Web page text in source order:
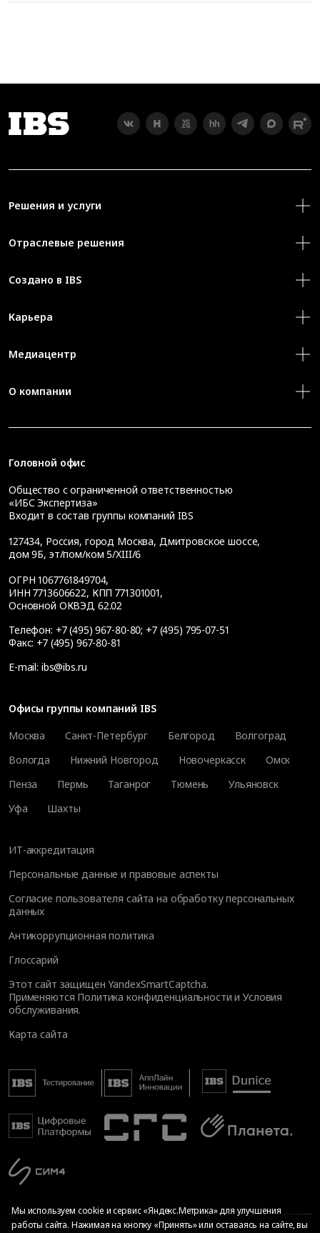
Решения и услуги
Отраслевые решения
Создано в IBS
Карьера
Медиацентр
О компании
Головной офис
Общество с ограниченной ответственностью
«ИБС Экспертиза»
Входит в состав группы компаний IBS
127434, Россия, город Москва, Дмитровское шоссе,
дом 9Б, эт/пом/ком 5/XIII/6
ОГРН 1067761849704,
ИНН 7713606622, КПП 771301001,
Основной ОКВЭД 62.02
Телефон: +7 (495) 967-80-80; +7 (495) 795-07-51
Факс: +7 (495) 967-80-81
E-mail: ibs@ibs.ru
Офисы группы компаний IBS
Москва
Санкт-Петербург Белгород
Волгоград
Вологда
Нижний Новгород Новочеркасск
Омск
Пенза
Пермь Таганрог Тюмень
Ульяновск
Уфа
Шахты
ИТ-аккредитация
Персональные данные и правовые аспекты
Согласие пользователя сайта на обработку персональных
данных
Антикоррупционная политика
Глоссарий
Этот сайт защищен YandexSmartCaptcha.
Применяются Политика конфиденциальности иУсловия
обслуживания.
Карта сайта
Мы используем cookie и сервис «Яндекс.Метрика» для улучшения
работы сайта. Нажимая на кнопку «Принять» или оставаясь на сайте, вы